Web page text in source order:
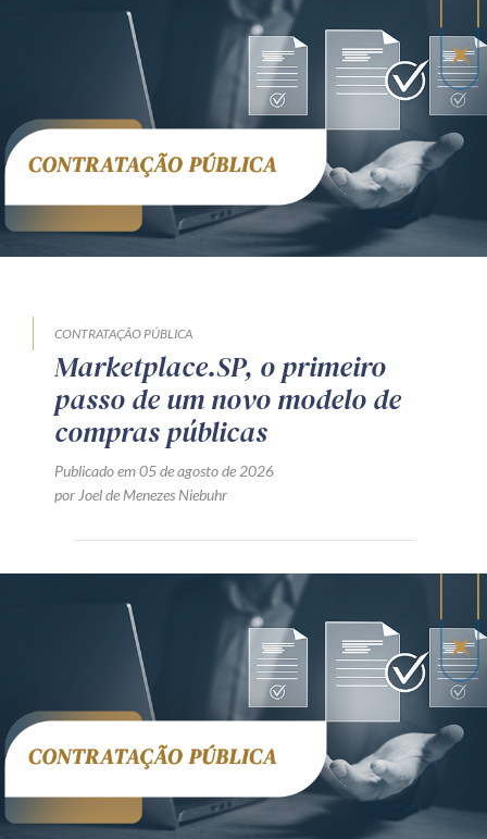
CONTRATAÇÃO PÚBLICA
Marketplace.SP, o primeiro
passo de um novo modelo de
compras públicas
Publicado em 05 de agosto de 2026
por Joel de Menezes Niebuhr